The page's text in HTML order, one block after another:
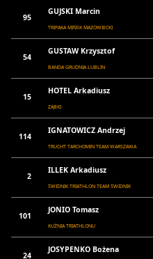
95
GUJSKI Marcin
TRIPAKA MIŃSK MAZOWIECKI
54
GUSTAW Krzysztof
BANDA GRUDNIA LUBLIN
15
HOTEL Arkadiusz
ZĄBKI
114
IGNATOWICZ Andrzej
TRUCHT TARCHOMIN TEAM WARSZAWA
2
ILLEK Arkadiusz
ŚWIDNIK TRIATHLON TEAM ŚWIDNIK
101
JONIO Tomasz
KUŹNIA TRIATHLONU
24
JOSYPENKO Bożena